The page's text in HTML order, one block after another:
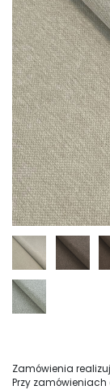
Zamówienia
Przy zamówieniach